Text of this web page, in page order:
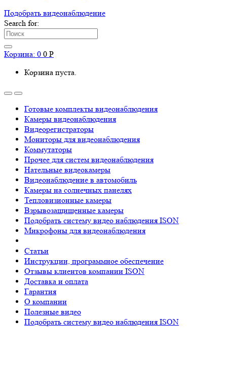
Подобрать видеонаблюдениe
Search for:
Корзина: 0 0 Р
Корзина пуста.
Готовые комплекты видеонаблюдения
Камеры видеонаблюдения
Видеорегистраторы
Мониторы для видеонаблюдения
Коммутаторы
Прочее для систем видеонаблюдения
Нательные видеокамеры
Видеонаблюдение в автомобиль
Камеры на солнечных панелях
Тепловизионные камеры
Взрывозащищенные камеры
Подобрать систему видео наблюдения ISON
Микрофоны для видеонаблюдения
Статьи
Инструкции, программное обеспечение
Отзывы клиентов компании ISON
Доставка и оплата
Гарантия
О компании
Полезные видео
Подобрать систему видео наблюдения ISON